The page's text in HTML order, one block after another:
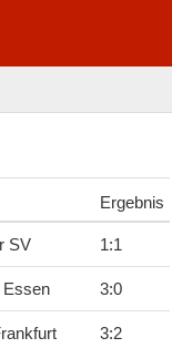
Ergebnis
SV 1:1
Essen 3:0
3:2